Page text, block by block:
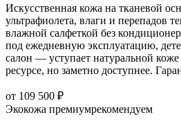
Искусственная кожа на тканевой
ультрафиолета, влаги и перепадов
влажной салфеткой без
под ежедневную эксплуатацию,
салон — уступает натуральной коже
ресурсе, но заметно доступнее.
от 109 500 ₽
Экокожа премиумрекомендуем